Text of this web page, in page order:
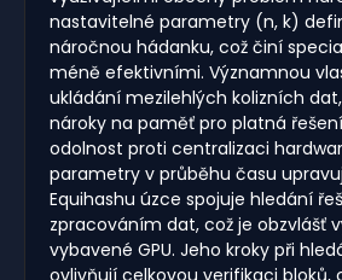
nastavitelné parametry (n, k)
náročnou hádanku, což činí
méně efektivními. Významnou
ukládání mezilehlých kolizních
nároky na paměť pro platná
odolnost proti centralizaci
parametry v průběhu času
Equihashu úzce spojuje hledání
zpracováním dat, což je obzvlášť
vybavené GPU. Jeho kroky při
ovlivňují celkovou verifikaci bloků,